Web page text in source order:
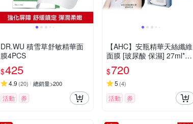
DR.WU 積雪草舒敏精華面
膜4PCS
$425
4.9 (20) 總銷量>200
活動 券
【AHC】安瓶精華天絲纖維
面膜 [玻尿酸 保濕] 27ml*5
片 / 盒_2入組
$720
5 (4)
活動 券